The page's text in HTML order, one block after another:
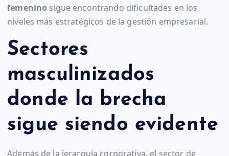
femenino sigue encontrando dificultades en los
niveles más estratégicos de la gestión empresarial.
Sectores
masculinizados
donde la brecha
sigue siendo evidente
Además de la jerarquía corporativa, el sector de